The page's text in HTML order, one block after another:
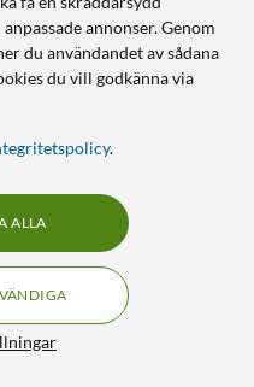
TILL
annonser. Genom
du användandet av sådana
du vill godkänna via
.
ALLA